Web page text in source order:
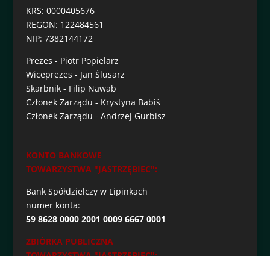
KRS: 0000405676
REGON: 122484561
NIP: 7382144172
Prezes - Piotr Popielarz
Wiceprezes - Jan Ślusarz
Skarbnik - Filip Nawab
Członek Zarządu - Krystyna Babiś
Członek Zarządu - Andrzej Gurbisz
KONTO BANKOWE
TOWARZYSTWA "JASTRZĘBIEC":
Bank Spółdzielczy w Lipinkach
numer konta:
59 8628 0000 2001 0009 6667 0001
ZBIÓRKA PUBLICZNA